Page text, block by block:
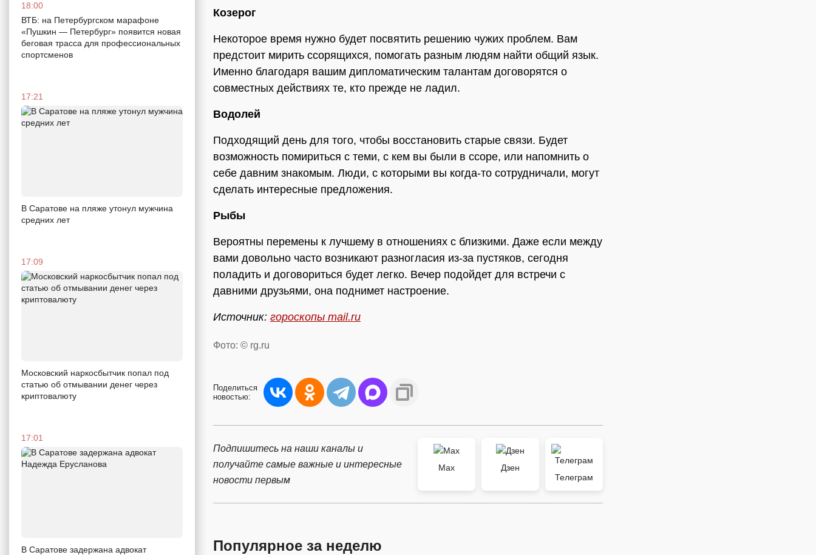
18:00
ВТБ: на Петербургском марафоне
«Пушкин — Петербург» появится новая
беговая трасса для профессиональных
спортсменов
17:21
В Саратове на пляже утонул мужчина
средних лет
17:09
Московский наркосбытчик попал под
статью об отмывании денег через
криптовалюту
17:01
В Саратове задержана адвокат
Козерог
Некоторое время нужно будет посвятить решению чужих проблем. Вам
предстоит мирить ссорящихся, помогать разным людям найти общий язык.
Именно благодаря вашим дипломатическим талантам договорятся о
совместных действиях те, кто прежде не ладил.
Водолей
Подходящий день для того, чтобы восстановить старые связи. Будет
возможность помириться с теми, с кем вы были в ссоре, или напомнить о
себе давним знакомым. Люди, с которыми вы когда-то сотрудничали, могут
сделать интересные предложения.
Рыбы
Вероятны перемены к лучшему в отношениях с близкими. Даже если между
вами довольно часто возникают разногласия из-за пустяков, сегодня
поладить и договориться будет легко. Вечер подойдет для встречи с
давними друзьями, она поднимет настроение.
Источник: гороскопы mail.ru
Фото: © rg.ru
Поделиться
новостью:
Подпишитесь на наши каналы и
получайте самые важные и интересные
новости первым
Max
Дзен
Телеграм
Популярное за неделю